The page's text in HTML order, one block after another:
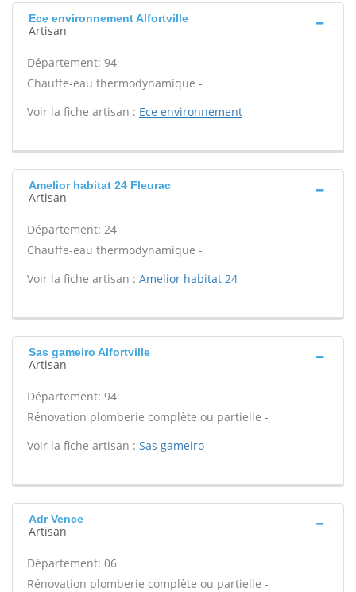
Ece environnement Alfortville
Artisan
Département: 94
Chauffe-eau thermodynamique -
Voir la fiche artisan : Ece environnement
Amelior habitat 24 Fleurac
Artisan
Département: 24
Chauffe-eau thermodynamique -
Voir la fiche artisan : Amelior habitat 24
Sas gameiro Alfortville
Artisan
Département: 94
Rénovation plomberie complète ou partielle -
Voir la fiche artisan : Sas gameiro
Adr Vence
Artisan
Département: 06
Rénovation plomberie complète ou partielle -